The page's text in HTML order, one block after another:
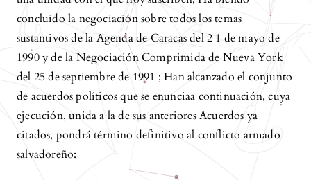
concluido la negociación sobre todos los temas
sustantivos de la Agenda de Caracas del 2 1 de mayo de
1990 y de la Negociación Comprimida de Nueva York
del 25 de septiembre de 1991 ; Han alcanzado el conjunto
de acuerdos políticos que se enunciaa continuación, cuya
ejecución, unida a la de sus anteriores Acuerdos ya
citados, pondrá término definitivo al conflicto armado
salvadoreño: